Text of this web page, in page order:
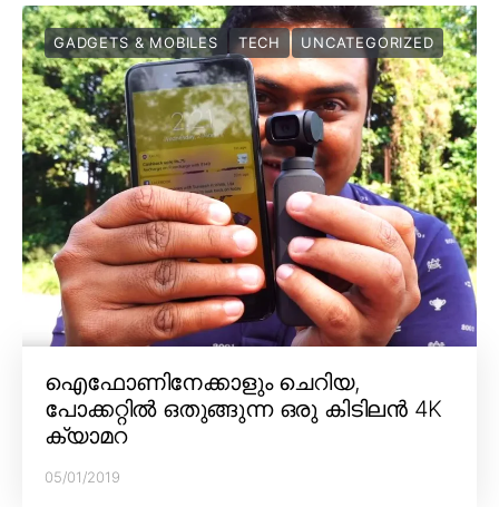
GADGETS & MOBILES TECH UNCATEGORIZED
ഐഫോണിനേക്കാളും ചെറിയ,
പോക്കറ്റിൽ ഒതുങ്ങുന്ന ഒരു കിടിലൻ 4K
ക്യാമറ
05/01/2019